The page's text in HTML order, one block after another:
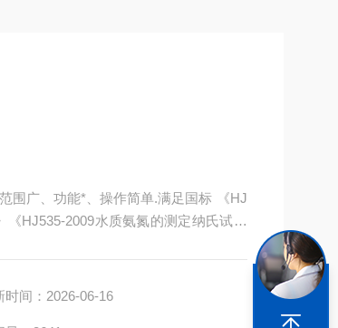
围广、功能*、操作简单.满足国标 《HJ
HJ535-2009水质氨氮的测定纳氏试剂
时间：2026-06-16